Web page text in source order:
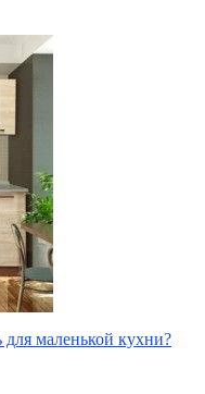
маленькой кухни?